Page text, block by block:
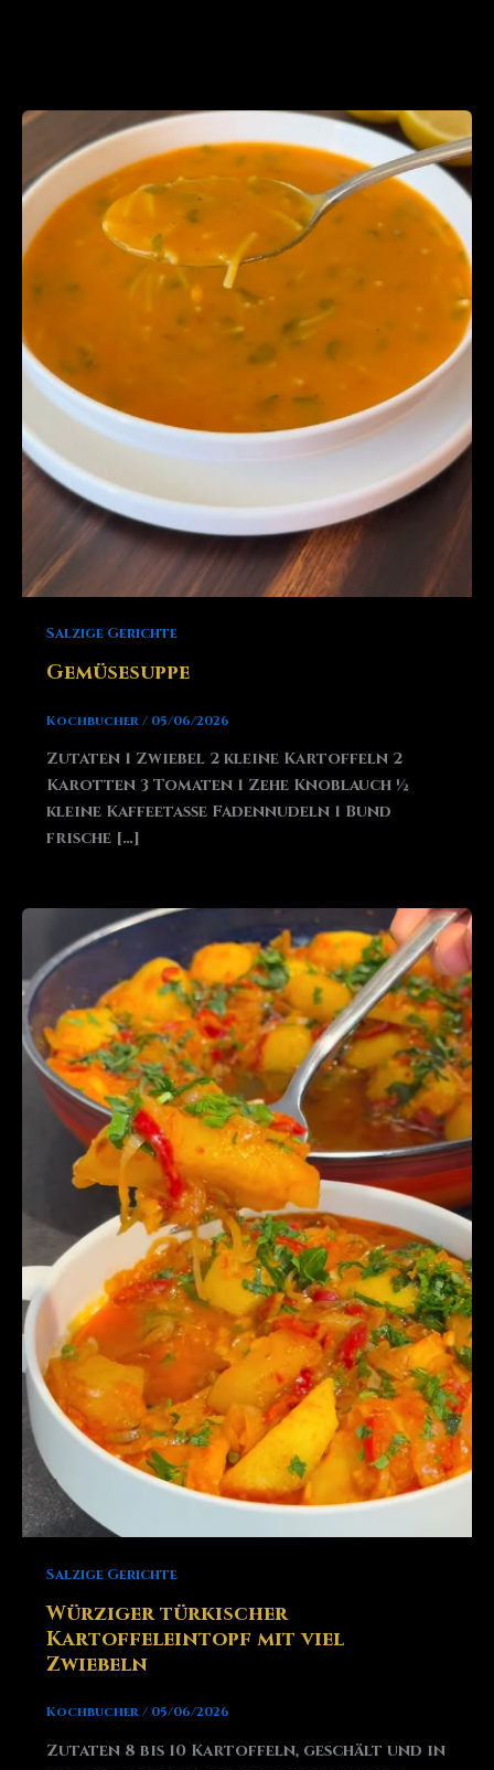
Salzige Gerichte
Gemüsesuppe
Kochbucher/ 05/06/2026
Zutaten 1 Zwiebel 2 kleine Kartoffeln 2
Karotten 3 Tomaten 1 Zehe Knoblauch ½
kleine Kaffeetasse Fadennudeln 1 Bund
frische […]
Salzige Gerichte
Würziger türkischer
Kartoffeleintopf mit viel
Zwiebeln
Kochbucher/ 05/06/2026
Zutaten 8 bis 10 Kartoffeln, geschält und in